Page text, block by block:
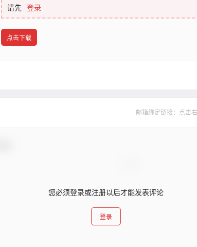
请先 登录
点击下载
邮箱绑定链接：点击
您必须登录或注册以后才能发表评论
登录